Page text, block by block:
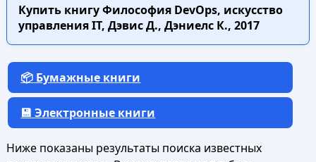
Купить книгуФилософия DevOps, искусство
управления IT, Дэвис Д., Дэниелс К., 2017
📦 Бумажные книги
💾 Электронные книги
Ниже показаны результаты поиска известных